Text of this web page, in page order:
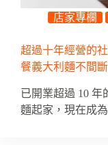
店家專欄
超過十年經營的
餐義大利麵不間斷
已開業超過 10 年
麵起家，現在成